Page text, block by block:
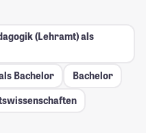
(Lehramt) als
Bachelor
Bachelor